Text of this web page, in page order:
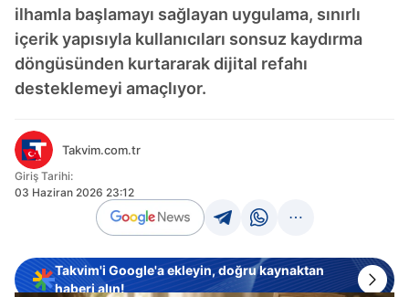
ilhamla başlamayı sağlayan uygulama, sınırlı
içerik yapısıyla kullanıcıları sonsuz kaydırma
döngüsünden kurtararak dijital refahı
desteklemeyi amaçlıyor.
Takvim.com.tr
Giriş Tarihi:
03 Haziran 2026 23:12
Takvim'i Google'a ekleyin, doğru kaynaktan
haberi alın!